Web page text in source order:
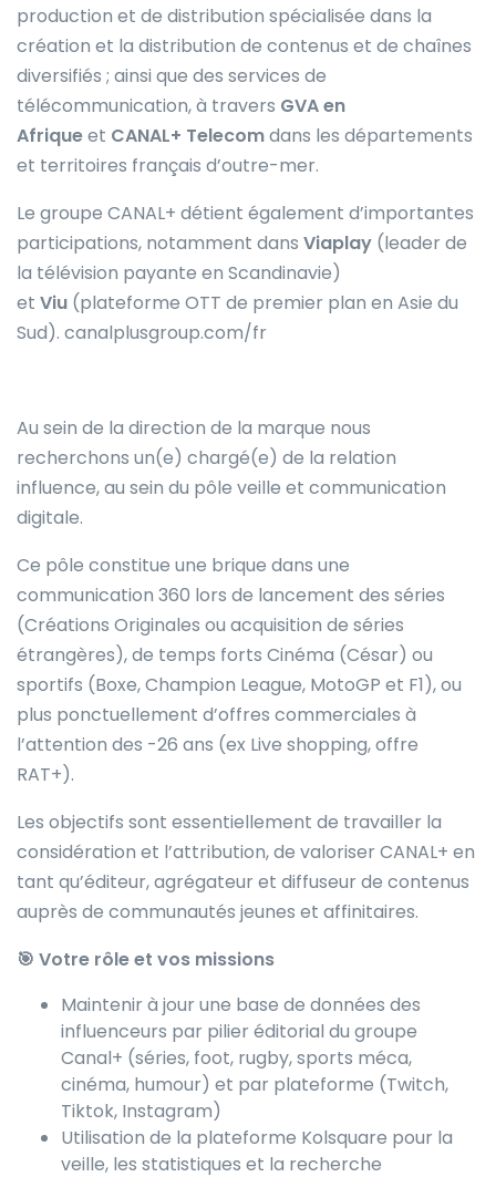
production et de distribution spécialisée dans la
création et la distribution de contenus et de chaînes
diversifiés ; ainsi que des services de
télécommunication, à travers GVA en
Afriqueet CANAL+ Telecomdans les départements
et territoires français d’outre-mer.
Le groupe CANAL+ détient également d’importantes
participations, notamment dans Viaplay (leader de
la télévision payante en Scandinavie)
et Viu (plateforme OTT de premier plan en Asie du
Sud). canalplusgroup.com/fr
Au sein de la direction de la marque nous
recherchons un(e) chargé(e) de la relation
influence, au sein du pôle veille et communication
digitale.
Ce pôle constitue une brique dans une
communication 360 lors de lancement des séries
(Créations Originales ou acquisition de séries
étrangères), de temps forts Cinéma (César) ou
sportifs (Boxe, Champion League, MotoGP et F1), ou
plus ponctuellement d’offres commerciales à
l’attention des -26 ans (ex Live shopping, offre
RAT+).
Les objectifs sont essentiellement de travailler la
considération et l’attribution, de valoriser CANAL+ en
tant qu’éditeur, agrégateur et diffuseur de contenus
auprès de communautés jeunes et affinitaires.
🎯 Votre rôle et vos missions
Maintenir à jour une base de données des
influenceurs par pilier éditorial du groupe
Canal+ (séries, foot, rugby, sports méca,
cinéma, humour) et par plateforme (Twitch,
Tiktok, Instagram)
Utilisation de la plateforme Kolsquare pour la
veille, les statistiques et la recherche